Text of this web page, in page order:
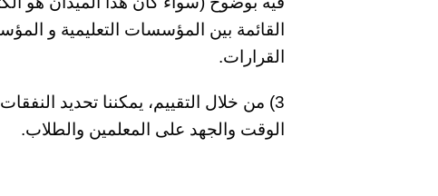
القائمة بين المؤسسات التعليمية و
القرارات.
3) من خلال التقييم، يمكننا تحديد
الوقت والجهد على المعلمين والطلاب.